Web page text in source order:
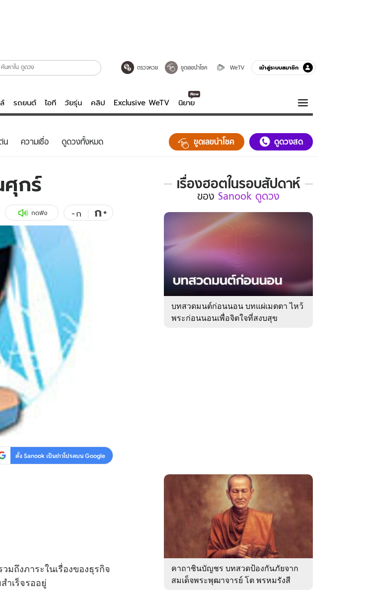
ตรวจหวย ขูดเลขนำโชค WeTV เข้าสู่ระบบสมาชิก
รถยนต์ ไอที วัยรุ่น คลิป Exclusive WeTV นิยาย
ฟ์สไตล์
น
ยนต์
ภาพ
ว-กิน
Thailand
Choice
คลิป
พอดแคสต์
ความรู้รอบตัว
ฮาวทู
น ความเชื่อ ดูดวงทั้งหมด ขูดเลขนำโชค ดูดวงสด
ศุกร์
กดฟัง -ก ก+
ตั้ง Sanook เป็นข่าวโปรดบน Google
มถึงภาระในเรื่องของธุรกิจ
ำเร็จรออยู่
เรื่องฮอตในรอบสัปดาห์
เรื่อง
ใน
รอบ
ของ
Sanook
ดูด
ของ Sanook ดูดวง
บทสวดมนต์ก่อนนอน บทแผ่เมตตา ไหว้
พระก่อนนอนเพื่อจิตใจที่สงบสุข
คาถาชินบัญชร บทสวดป้องกันภัยจาก
สมเด็จพระพุฒาจารย์ โต พรหมรังสี